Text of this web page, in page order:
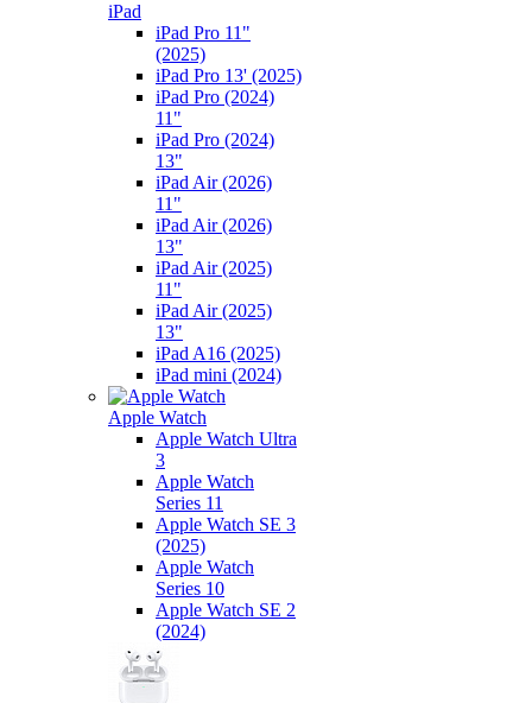
iPad
iPad Pro 11"
(2025)
iPad Pro 13' (2025)
iPad Pro (2024)
11"
iPad Pro (2024)
13"
iPad Air (2026)
11"
iPad Air (2026)
13"
iPad Air (2025)
11"
iPad Air (2025)
13"
iPad A16 (2025)
iPad mini (2024)
Apple Watch
Apple Watch Ultra
3
Apple Watch
Series 11
Apple Watch SE 3
(2025)
Apple Watch
Series 10
Apple Watch SE 2
(2024)